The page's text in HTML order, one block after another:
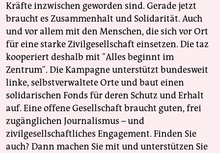
Kräfte inzwischen geworden sind. Gerade jetzt
braucht es Zusammenhalt und Solidarität. Auch
und vor allem mit den Menschen, die sich vor Ort
für eine starke Zivilgesellschaft einsetzen. Die taz
kooperiert deshalb mit "Alles beginnt im
Zentrum". Die Kampagne unterstützt bundesweit
linke, selbstverwaltete Orte und baut einen
solidarischen Fonds für deren Schutz und Erhalt
auf. Eine offene Gesellschaft braucht guten, frei
zugänglichen Journalismus – und
zivilgesellschaftliches Engagement. Finden Sie
auch? Dann machen Sie mit und unterstützen Sie